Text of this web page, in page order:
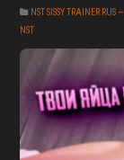
NST SISSY TRAINER RUS
NST